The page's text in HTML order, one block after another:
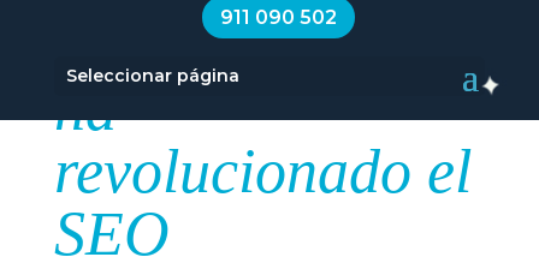
911 090 502
Seleccionar página
El algoritmo que
ha
revolucionado el
SEO